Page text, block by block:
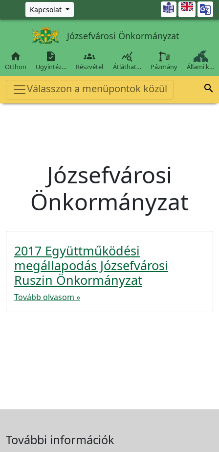
Ugrás a fő tartalomra
Kapcsolat 
Józsefvárosi Önkormányzat

Otthon

Ügyintéz…

Részvétel

Átláthat… Pázmány Állami k…
Válasszon a menüpontok közül 
Józsefvárosi
Önkormányzat
2017 Együttműködési
megállapodás Józsefvárosi
Ruszin Önkormányzat
Tovább olvasom »
További információk